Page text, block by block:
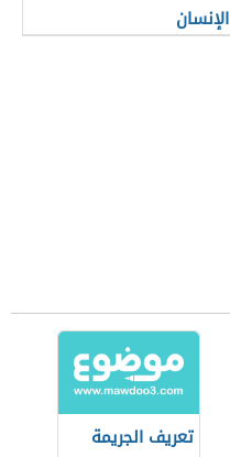
الإنسان
تعريف الجريمة